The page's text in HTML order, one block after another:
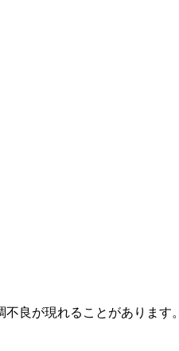
良が現れることがあります。